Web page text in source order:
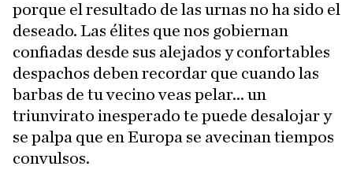
porque el resultado de las urnas no ha sido el
deseado. Las élites que nos gobiernan
confiadas desde sus alejados y confortables
despachos deben recordar que cuando las
barbas de tu vecino veas pelar... un
triunvirato inesperado te puede desalojar y
se palpa que en Europa se avecinan tiempos
convulsos.